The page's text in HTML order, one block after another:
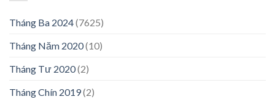
Tháng Ba 2024(7625)
Tháng Năm 2020(10)
Tháng Tư 2020(2)
Tháng Chín 2019(2)